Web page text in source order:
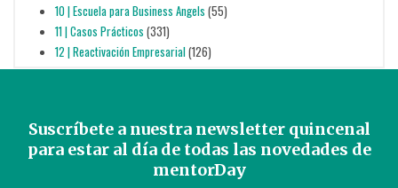
10 | Escuela para Business Angels (55)
11 | Casos Prácticos (331)
12 | Reactivación Empresarial(126)
Suscríbete a nuestra newsletter quincenal
para estar al día de todas las novedades de
mentorDay